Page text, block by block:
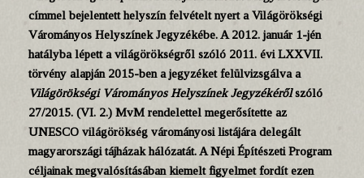
címmel bejelentett helyszín felvételt nyert a Világörökségi
Várományos Helyszínek Jegyzékébe. A 2012. január 1-jén
hatályba lépett a világörökségről szóló 2011. évi LXXVII.
törvény alapján 2015-ben a jegyzéket felülvizsgálva a
Világörökségi Várományos Helyszínek Jegyzékérőlszóló
27/2015. (VI. 2.) MvM rendelettel megerősítette az
UNESCO világörökség várományosi listájára delegált
magyarországi tájházak hálózatát. A Népi Építészeti Program
céljainak megvalósításában kiemelt figyelmet fordít ezen